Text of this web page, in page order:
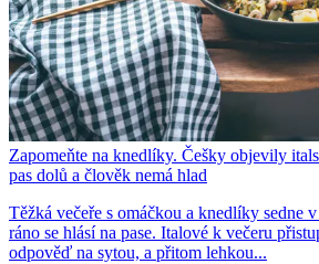
Zapomeňte na knedlíky. Češky objevily
pas dolů a člověk nemá hlad
Těžká večeře s omáčkou a knedlíky sedne
ráno se hlásí na pase. Italové k večeru
odpověď na sytou, a přitom lehkou...